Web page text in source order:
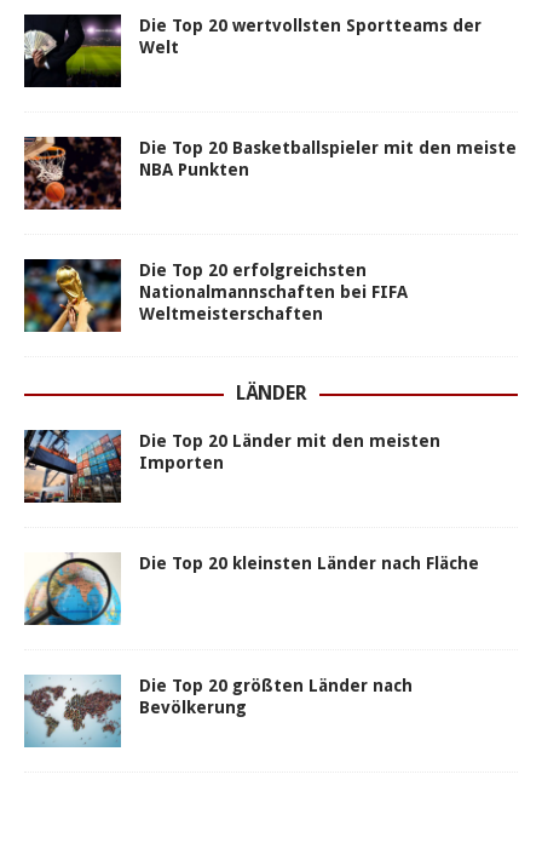
Die Top 20 wertvollsten Sportteams der
Welt
Die Top 20 Basketballspieler mit den meiste
NBA Punkten
Die Top 20 erfolgreichsten
Nationalmannschaften bei FIFA
Weltmeisterschaften
LÄNDER
Die Top 20 Länder mit den meisten
Importen
Die Top 20 kleinsten Länder nach Fläche
Die Top 20 größten Länder nach
Bevölkerung